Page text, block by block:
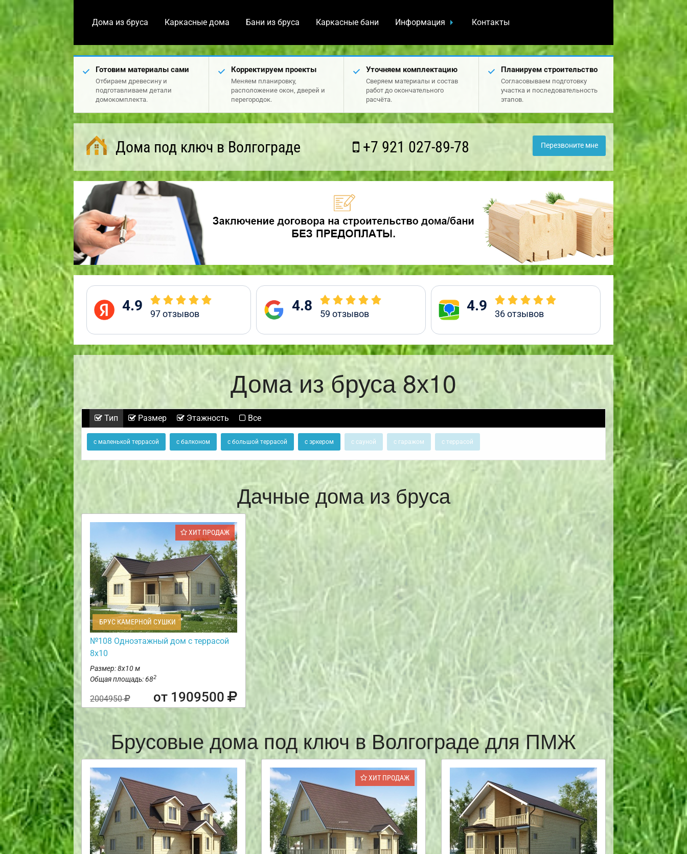
Дома из бруса Каркасные дома Бани из бруса Каркасные бани Информация Контакты
Готовим материалы сами
Отбираем древесину и
подготавливаем детали
домокомплекта.
Корректируем проекты
Меняем планировку,
расположение окон, дверей и
перегородок.
Уточняем комплектацию
Сверяем материалы и состав
работ до окончательного
расчёта.
Планируем строительство
Согласовываем подготовку
участка и последовательность
этапов.
Дома под ключ в Волгограде +7 921 027-89-78 Перезвоните мне
4.9 97отзывов 4.8 59 отзывов 4.9 36отзывов
Дома из бруса 8х10
Тип Размер Этажность Все
с маленькой террасой с балконом с большой террасой с эркером с сауной с гаражом с террасой
Дачные дома из бруса
ХИТ ПРОДАЖ
БРУС КАМЕРНОЙ СУШКИ
№108 Одноэтажный дом с террасой
8х10
Размер: 8х10 м
Общая площадь: 682
2004950 от 1909500
Брусовые дома под ключ в Волгограде для ПМЖ
ХИТ ПРОДАЖ